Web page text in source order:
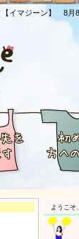
【イマジーン】 8月
ようこそ、